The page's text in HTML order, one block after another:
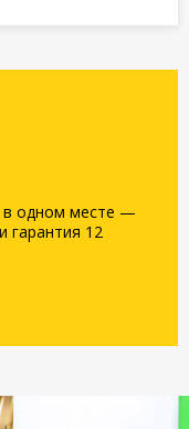
в одном месте —
гарантия 12